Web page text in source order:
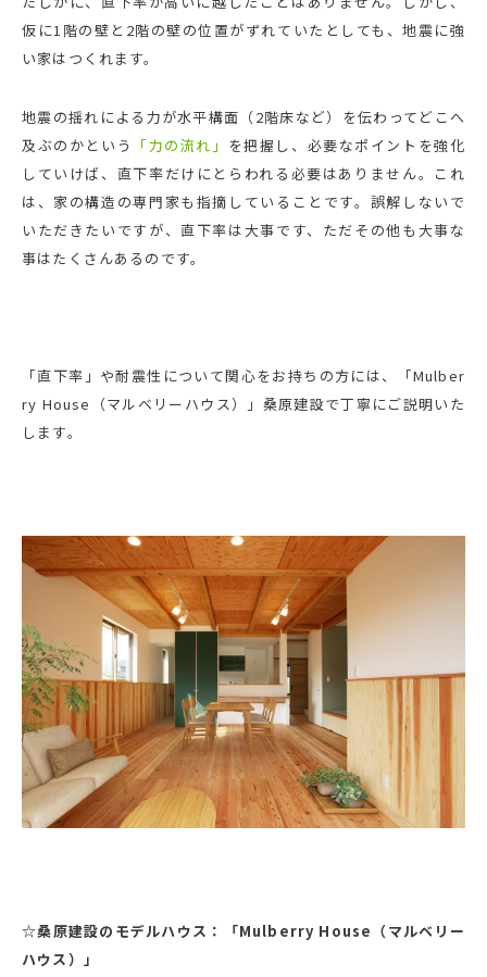
仮に1階の壁と2階の壁の位置がずれていたとしても、地震に強
い家はつくれます。
地震の揺れによる力が水平構面（2階床など）を伝わってどこへ
及ぶのかという
「力の流れ」
を把握し、必要なポイントを強化
していけば、直下率だけにとらわれる必要はありません。これ
は、家の構造の専門家も指摘していることです。誤解しないで
いただきたいですが、直下率は大事です、ただその他も大事な
事はたくさんあるのです。
「直下率」や耐震性について関心をお持ちの方には、「Mulber
ry House（マルベリーハウス）」桑原建設で丁寧にご説明いた
します。
☆桑原建設のモデルハウス：「Mulberry House（マルベリー
ハウス）」